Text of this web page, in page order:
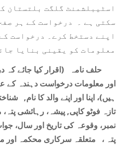
اسٹیبلشمنٹ گلگت بلتستان
سکتی ہے ۔ درخواست کے ہر
اپنے دستخط کرے۔ درخواست
معلومات کو یقینی بنایا
حلف نامہ (اقرار کیا جائے کہ
اور معلومات درخواست دہندہ کے
ہیں)، اپنا اور اپنے والد کا نام,
تازہ فوٹو کاپی, پیشہ، رہائشی
نمبر، وقوعہ کی تاریخ اور سال،
پتہ ، متعلقہ سرکاری محکمہ اور